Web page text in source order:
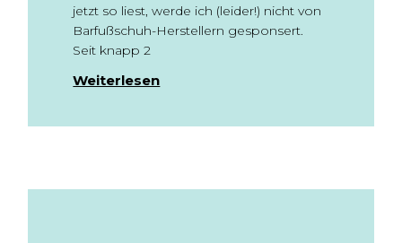
jetzt so liest, werde ich (leider!) nicht von
Barfußschuh-Herstellern gesponsert.
Seit knapp 2
Weiterlesen